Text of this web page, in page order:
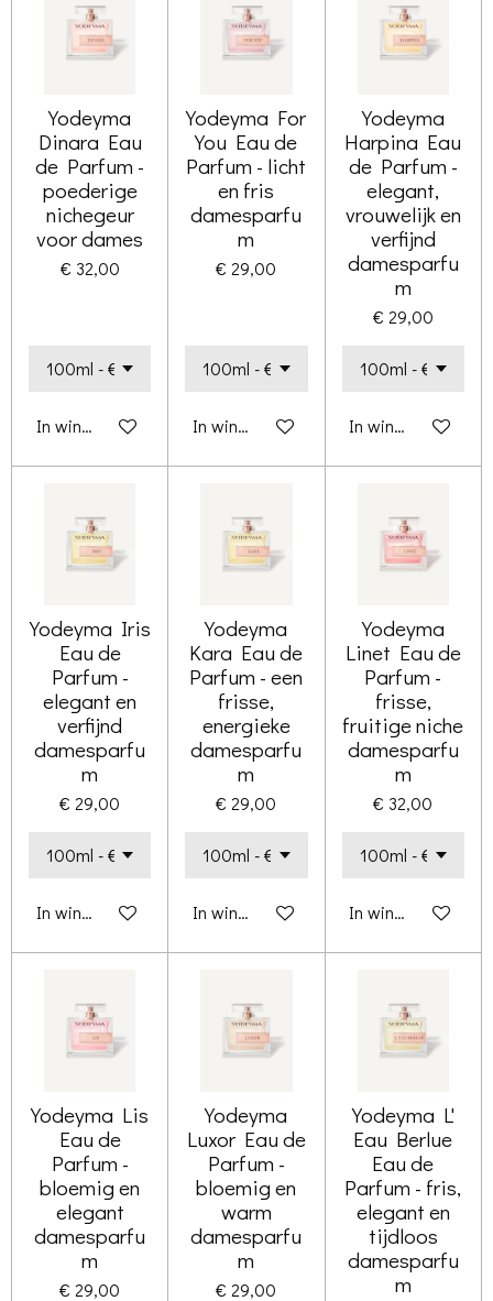
Yodeyma
Dinara Eau
de Parfum -
poederige
nichegeur
voor dames
€ 32,00
In winkelwagen
Yodeyma For
You Eau de
Parfum - licht
en fris
damesparfu
m
€ 29,00
In winkelwagen
Yodeyma
Harpina Eau
de Parfum -
elegant,
vrouwelijk en
verfijnd
damesparfu
m
€ 29,00
In winkelwagen
Yodeyma Iris
Eau de
Parfum -
elegant en
verfijnd
damesparfu
m
€ 29,00
In winkelwagen
Yodeyma
Kara Eau de
Parfum - een
frisse,
energieke
damesparfu
m
€ 29,00
In winkelwagen
Yodeyma
Linet Eau de
Parfum -
frisse,
fruitige niche
damesparfu
m
€ 32,00
In winkelwagen
Yodeyma Lis
Eau de
Parfum -
bloemig en
elegant
damesparfu
m
€ 29,00
Yodeyma
Luxor Eau de
Parfum -
bloemig en
warm
damesparfu
m
€ 29,00
Yodeyma L'
Eau Berlue
Eau de
Parfum - fris,
elegant en
tijdloos
damesparfu
m